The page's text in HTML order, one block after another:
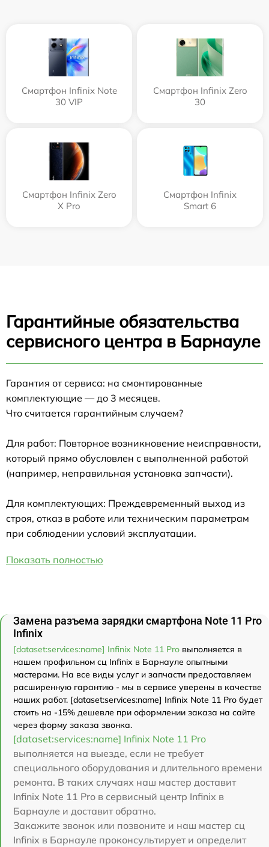
Смартфон Infinix Note
30 VIP
Смартфон Infinix Zero
30
Смартфон Infinix Zero
X Pro
Смартфон Infinix
Smart 6
Гарантийные обязательства
сервисного центра в Барнауле
Гарантия от сервиса: на смонтированные
комплектующие — до 3 месяцев.
Что считается гарантийным случаем?
Для работ: Повторное возникновение неисправности,
который прямо обусловлен с выполненной работой
(например, неправильная установка запчасти).
Для комплектующих: Преждевременный выход из
строя, отказ в работе или техническим параметрам
при соблюдении условий эксплуатации.
Показать полностью
Замена разъема зарядки смартфона Note 11 Pro
Infinix
[dataset:services:name] Infinix Note 11 Pro выполняется в
нашем профильном сц Infinix в Барнауле опытными
мастерами. На все виды услуг и запчасти предоставляем
расширенную гарантию - мы в сервисе уверены в качестве
наших работ. [dataset:services:name] Infinix Note 11 Pro будет
стоить на -15% дешевле при оформлении заказа на сайте
через форму заказа звонка.
[dataset:services:name] Infinix Note 11 Pro
выполняется на выезде, если не требует
специального оборудования и длительного времени
ремонта. В таких случаях наш мастер доставит
Infinix Note 11 Pro в сервисный центр Infinix в
Барнауле и доставит обратно.
Закажите звонок или позвоните и наш мастер сц
Infinix в Барнауле проконсультирует и определит